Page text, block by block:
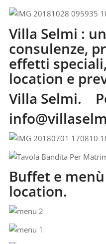
Villa Selmi :
consulenze,
effetti
location e
Villa Selmi.
Buffet e
location.